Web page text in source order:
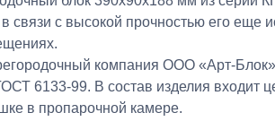
связи с высокой прочностью его еще
компания ООО «Арт-
6133-99. В состав изделия входит
в пропарочной камере.